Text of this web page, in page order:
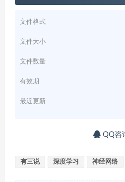
文件格式
文件大小
文件数量
有效期
最近更新
QQ咨
有三说 深度学习 神经网络